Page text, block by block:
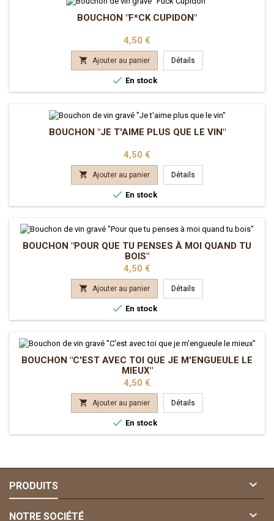
BOUCHON "F*CK CUPIDON"
Prix
4,50 €
 Ajouter au panier Détails
 En stock
BOUCHON "JE T'AIME PLUS QUE LE VIN"
Prix
4,50 €
 Ajouter au panier Détails
 En stock
BOUCHON "POUR QUE TU PENSES À MOI QUAND TU
BOIS"
Prix
4,50 €
 Ajouter au panier Détails
 En stock
BOUCHON "C'EST AVEC TOI QUE JE M'ENGUEULE LE
MIEUX"
Prix
4,50 €
 Ajouter au panier Détails
 En stock
PRODUITS 
NOTRE SOCIÉTÉ 